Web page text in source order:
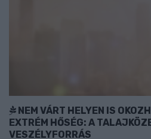
NEM VÁRT HELYEN IS
EXTRÉM HŐSÉG: A
VESZÉLYFORRÁS